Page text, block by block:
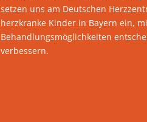
setzen uns am Deutschen
herzkranke Kinder in Bayern ein,
Behandlungsmöglichkeiten
verbessern.